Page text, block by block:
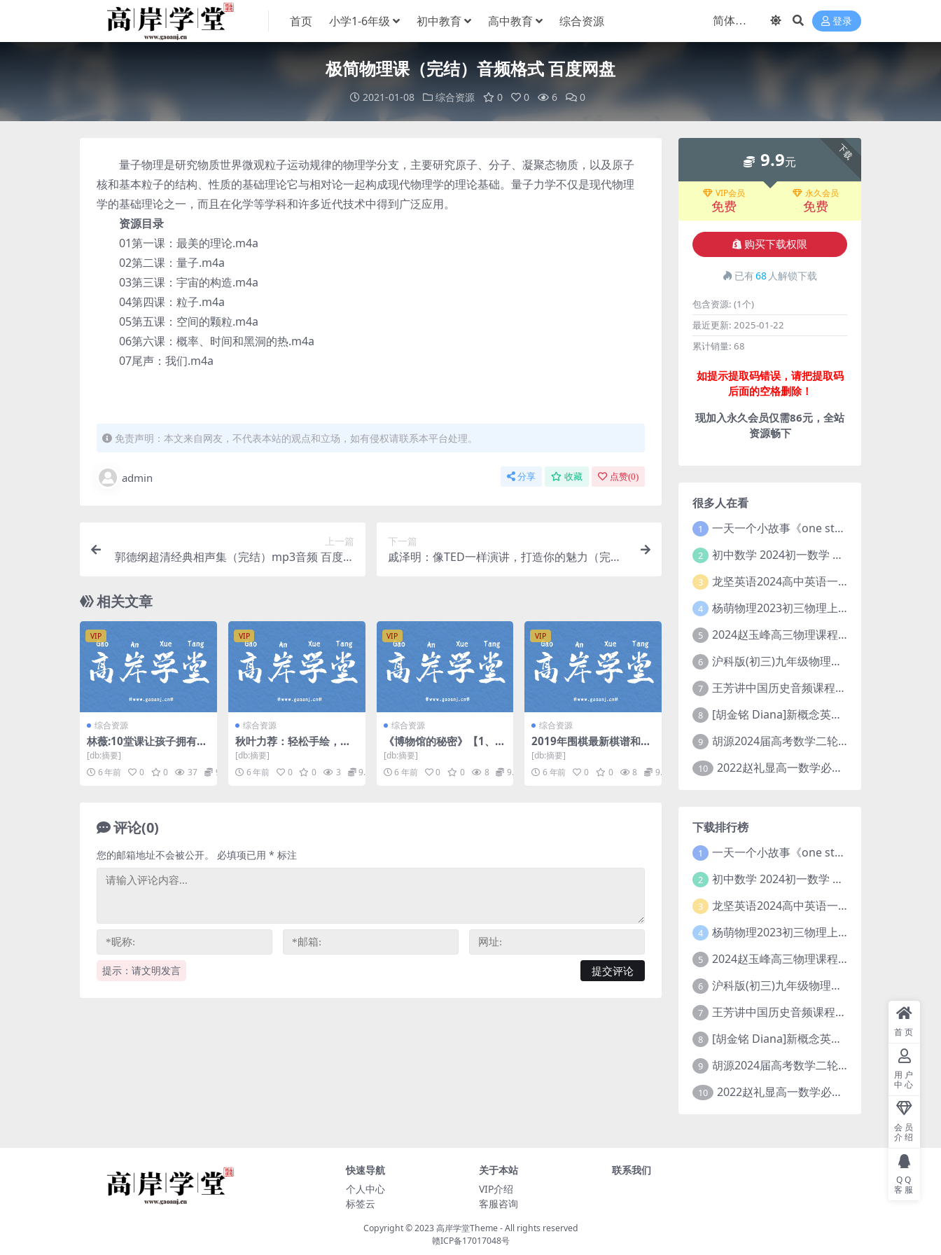
首页 小学1-6年级 初中教育 高中教育 综合资源 登录
极简物理课（完结）音频格式 百度网盘
2021-01-08 综合资源 0 0 6 0
量子物理是研究物质世界微观粒子运动规律的物理学分支，主要研究原子、分子、凝聚态物质，以及原子
核和基本粒子的结构、性质的基础理论它与相对论一起构成现代物理学的理论基础。量子力学不仅是现代物理
学的基础理论之一，而且在化学等学科和许多近代技术中得到广泛应用。
资源目录
01第一课：最美的理论.m4a
02第二课：量子.m4a
03第三课：宇宙的构造.m4a
04第四课：粒子.m4a
05第五课：空间的颗粒.m4a
06第六课：概率、时间和黑洞的热.m4a
07尾声：我们.m4a
免责声明：本文来自网友，不代表本站的观点和立场，如有侵权请联系本平台处理。
admin 分享 收藏 点赞(0)
上一篇
郭德纲超清经典相声集（完结）mp3音频 百度网
下一篇
戚泽明：像TED一样演讲，打造你的魅力（完
相关文章
VIP
综合资源
林薇:10堂课让孩子拥有惊
人专注力 百度网盘下载
[db:摘要]
6 年前
0 0 37 9.9
VIP
综合资源
秋叶力荐：轻松手绘，用
简笔画提升竞争力（标清
视频）百度网盘
[db:摘要]
6 年前
0 0 3 9.9
VIP
综合资源
《博物馆的秘密》【1、
2、3季合辑】高清720P
百度网盘下载
[db:摘要]
6 年前
0 0 8 9.9
VIP
综合资源
2019年围棋最新棋谱和经
典棋谱（哈利路亚十亮高
清视频）百度网盘
[db:摘要]
6 年前
0 0 8 9.9
评论(0)
提示：请文明发言
您的邮箱地址不会被公开。 必填项已用 * 标注
下载
9.9元
VIP会员
免费
永久会员
免费
购买下载权限
已有68 人解锁下载
包含资源: (1个)
最近更新: 2025-01-22
累计销量: 68
如提示提取码错误，请把提取码
后面的空格删除！
现加入永久会员仅需86元，全站
资源畅下
很多人在看
1 一天一个小故事《one story a day》初中版 百度网盘分享下载
2 初中数学 2024初一数学 朱韬数学 S班春季下 A+班春季下 百度云网盘
3 龙坚英语2024高中英语一轮系统班(全国卷+北京卷)
4 杨萌物理2023初三物理上秋季A+班(视频+讲义) 百度网盘分享
5 2024赵玉峰高三物理课程24年高考物理一轮复习网课教程
6 沪科版(初三)九年级物理全一册网课教学视频全集(录播版 杜春雨 66讲)
7 王芳讲中国历史音频课程全集(上下五千年)
8 [胡金铭 Diana]新概念英语第1册教学视频课程(全集 百度网盘下载)
9 胡源2024届高考数学二轮寒假春季精讲 百度网盘分享
10 2022赵礼显高一数学必修一课程视频资源(秋季班 含讲义)百度网盘云
下载排行榜
1 一天一个小故事《one story a day》初中版 百度网盘分享下载
2 初中数学 2024初一数学 朱韬数学 S班春季下 A+班春季下 百度云网盘
3 龙坚英语2024高中英语一轮系统班(全国卷+北京卷)
4 杨萌物理2023初三物理上秋季A+班(视频+讲义) 百度网盘分享
5 2024赵玉峰高三物理课程24年高考物理一轮复习网课教程
6 沪科版(初三)九年级物理全一册网课教学视频全集(录播版 杜春雨 66讲)
7 王芳讲中国历史音频课程全集(上下五千年)
8 [胡金铭 Diana]新概念英语第1册教学视频课程(全集 百度网盘下载)
9 胡源2024届高考数学二轮寒假春季精讲 百度网盘分享
10 2022赵礼显高一数学必修一课程视频资源(秋季班 含讲义)百度网盘云
快速导航
个人中心
标签云
关于本站
VIP介绍
客服咨询
联系我们
Copyright © 2023高岸学堂Theme- All rights reserved
赣ICP备17017048号
首页
用户
中心
会员
介绍
QQ
客服